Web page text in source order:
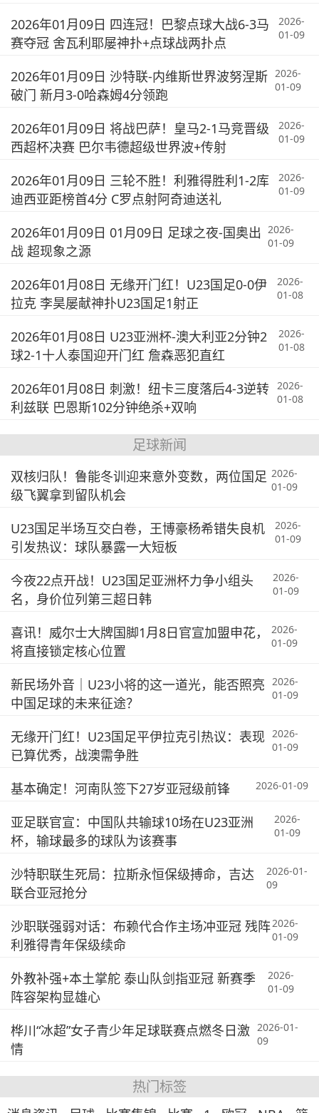
2026年01月09日 四连冠！巴黎点球大战6-3马
赛夺冠 舍瓦利耶屡神扑+点球战两扑点
2026-
01-09
2026年01月09日 沙特联-内维斯世界波努涅斯
破门 新月3-0哈森姆4分领跑
2026-
01-09
2026年01月09日 将战巴萨！皇马2-1马竞晋级
西超杯决赛 巴尔韦德超级世界波+传射
2026-
01-09
2026年01月09日 三轮不胜！利雅得胜利1-2库
迪西亚距榜首4分 C罗点射阿奇迪送礼
2026-
01-09
2026年01月09日 01月09日 足球之夜-国奥出
战 超现象之源
2026-
01-09
2026年01月08日 无缘开门红！U23国足0-0伊
拉克 李昊屡献神扑U23国足1射正
2026-
01-08
2026年01月08日 U23亚洲杯-澳大利亚2分钟2
球2-1十人泰国迎开门红 詹森恶犯直红
2026-
01-08
2026年01月08日 刺激！纽卡三度落后4-3逆转
利兹联 巴恩斯102分钟绝杀+双响
2026-
01-08
足球新闻
双核归队！鲁能冬训迎来意外变数，两位国足
级飞翼拿到留队机会
2026-
01-09
U23国足半场互交白卷，王博豪杨希错失良机
引发热议：球队暴露一大短板
2026-
01-09
今夜22点开战！U23国足亚洲杯力争小组头
名，身价位列第三超日韩
2026-
01-09
喜讯！威尔士大牌国脚1月8日官宣加盟申花，
将直接锁定核心位置
2026-
01-09
新民场外音｜U23小将的这一道光，能否照亮
中国足球的未来征途？
2026-
01-09
无缘开门红！U23国足平伊拉克引热议：表现
已算优秀，战澳需争胜
2026-
01-09
基本确定！河南队签下27岁亚冠级前锋 2026-01-09
亚足联官宣：中国队共输球10场在U23亚洲
杯，输球最多的球队为该赛事
2026-
01-09
沙特职联生死局：拉斯永恒保级搏命，吉达
联合亚冠抢分
2026-01-
09
沙职联强弱对话：布赖代合作主场冲亚冠 残阵
利雅得青年保级续命
2026-
01-09
外教补强+本土掌舵 泰山队剑指亚冠 新赛季
阵容架构显雄心
2026-
01-09
桦川“冰超”女子青少年足球联赛点燃冬日激
情
2026-01-
09
热门标签